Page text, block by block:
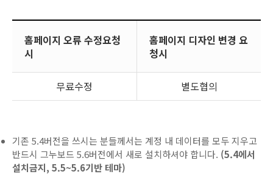
홈페이지 오류 수정요청
시
홈페이지 디자인 변경 요
청시
무료수정 별도협의
기존 5.4버전을 쓰시는 분들께서는 계정 내 데이터를 모두 지우고
반드시 그누보드 5.6버전에서 새로 설치하셔야 합니다. (5.4에서
설치금지, 5.5~5.6기반 테마)